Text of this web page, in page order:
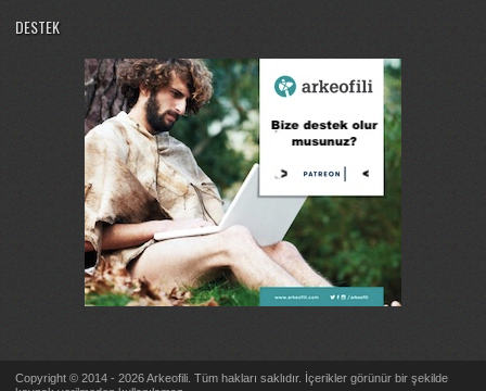
DESTEK
Copyright © 2014 - 2026 Arkeofili. Tüm hakları saklıdır. İçerikler görünür bir şekilde